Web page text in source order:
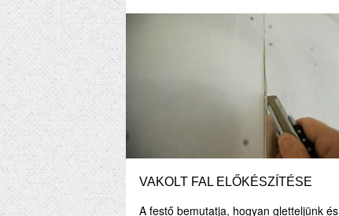
VAKOLT FAL ELŐKÉSZÍTÉSE
A festő bemutatja, hogyan gletteljünk és